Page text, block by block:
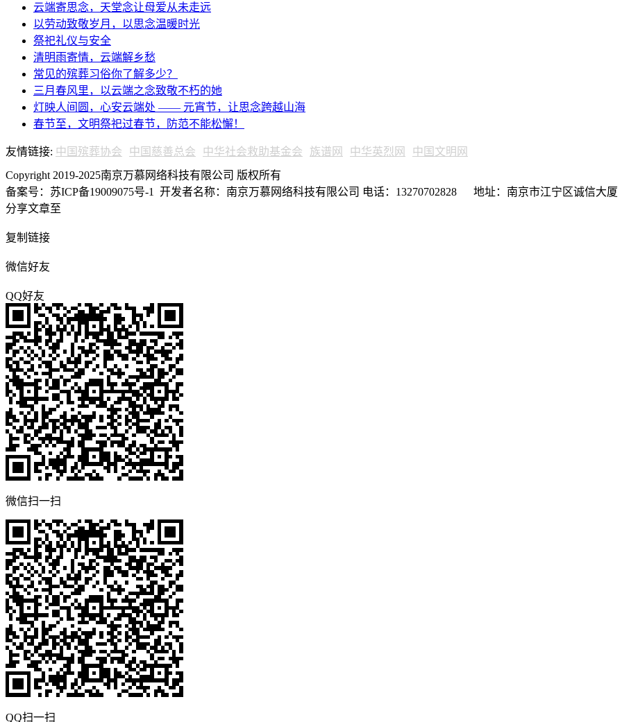
云端寄思念，天堂念让母爱从未走远
以劳动致敬岁月，以思念温暖时光
祭祀礼仪与安全
清明雨寄情，云端解乡愁
常见的殡葬习俗你了解多少？
三月春风里，以云端之念致敬不朽的她
灯映人间圆，心安云端处 —— 元宵节，让思念跨越山海
春节至，文明祭祀过春节，防范不能松懈！
友情链接: 中国殡葬协会 中国慈善总会 中华社会救助基金会 族谱网 中华英烈网
中国文明网
Copyright 2019-2025南京万慕网络科技有限公司 版权所有
备案号：苏ICP备19009075号-1
开发者名称：南京万慕网络科技有限公司 电话：13270702828 地址：南京市江宁区诚信大厦
分享文章至
复制链接
微信好友
QQ好友
微信扫一扫
QQ扫一扫